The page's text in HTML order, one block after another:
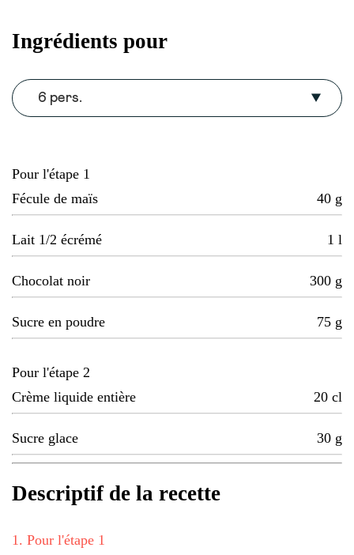
Ingrédients pour
6 pers.
Pour l'étape 1
Fécule de maïs
40 g
Lait 1/2 écrémé 1 l
Chocolat noir 300 g
Sucre en poudre 75 g
Pour l'étape 2
Crème liquide entière
20 cl
Sucre glace 30 g
Descriptif de la recette
1 . Pour l'étape 1